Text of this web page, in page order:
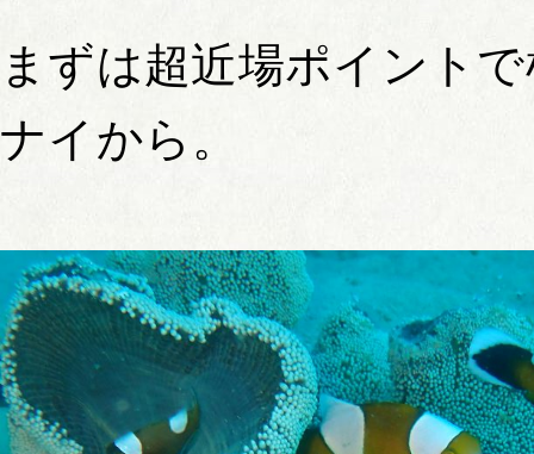
まずは超近場ポイント
ナイから。